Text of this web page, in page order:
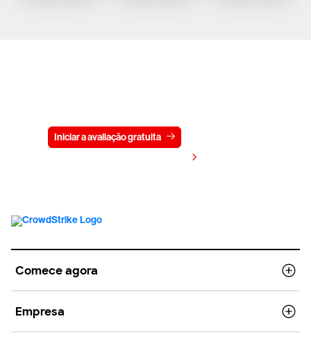
Iniciar a avaliação gratuita
Comece agora
Empresa